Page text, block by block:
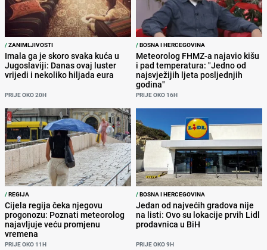
/ZANIMLJIVOSTI
Imala ga je skoro svaka kuća u
Jugoslaviji: Danas ovaj luster
vrijedi i nekoliko hiljada eura
PRIJE OKO 20H
/BOSNA I HERCEGOVINA
Meteorolog FHMZ-a najavio kišu
i pad temperatura: "Jedno od
najsvježijih ljeta posljednjih
godina"
PRIJE OKO 16H
/REGIJA
Cijela regija čeka njegovu
progonozu: Poznati meteorolog
najavljuje veću promjenu
vremena
PRIJE OKO 11H
/BOSNA I HERCEGOVINA
Jedan od najvećih gradova nije
na listi: Ovo su lokacije prvih Lidl
prodavnica u BiH
PRIJE OKO 9H